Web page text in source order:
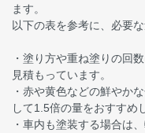
ます。
以下の表を参考に、必要
・塗り方や重ね塗りの回
見積もっています。
・赤や黄色などの鮮やか
して1.5倍の量をおすすめ
・車内も塗装する場合は